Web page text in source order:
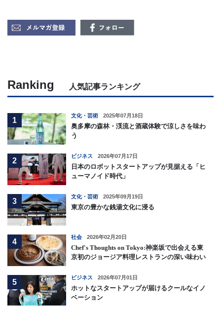
Ranking 人気記事ランキング
1
文化・芸術 2025年07月18日
奥多摩の森林・渓流と酒蔵体験で涼しさを味わ
う
2
ビジネス 2026年07月17日
日本のロボットスタートアップが見据える「ヒ
ューマノイド時代」
3
文化・芸術 2025年09月19日
東京の豊かな銭湯文化に浸る
4
社会 2026年02月20日
Chef's Thoughts on Tokyo:神楽坂で出会える東
京初のジョージア料理レストランの深い味わい
5
ビジネス 2026年07月01日
ホットなスタートアップが届けるクールなイノ
ベーション